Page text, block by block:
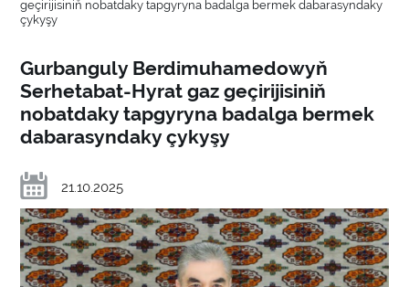
geçirijisiniň nobatdaky tapgyryna badalga bermek dabarasyndaky
çykyşy
Gurbanguly Berdimuhamedowyň
Serhetabat-Hyrat gaz geçirijisiniň
nobatdaky tapgyryna badalga bermek
dabarasyndaky çykyşy
21.10.2025